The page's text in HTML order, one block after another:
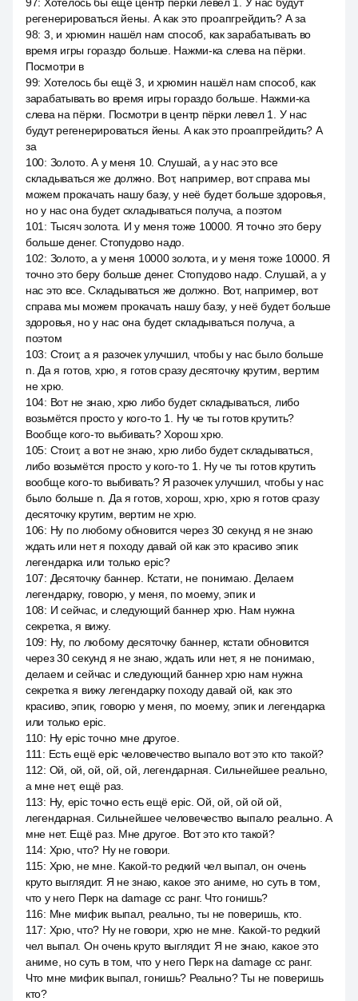
регенерироваться йены. А как это проапгрейдить? А за
98: 3, и хрюмин нашёл нам способ, как зарабатывать во
время игры гораздо больше. Нажми-ка слева на пёрки.
Посмотри в
99: Хотелось бы ещё 3, и хрюмин нашёл нам способ, как
зарабатывать во время игры гораздо больше. Нажми-ка
слева на пёрки. Посмотри в центр пёрки левел 1. У нас
будут регенерироваться йены. А как это проапгрейдить? А
за
100: Золото. А у меня 10. Слушай, а у нас это все
складываться же должно. Вот, например, вот справа мы
можем прокачать нашу базу, у неё будет больше здоровья,
но у нас она будет складываться получа, а поэтом
101 : Тысяч золота. И у меня тоже 10000. Я точно это беру
больше денег. Стопудово надо.
102: Золото, а у меня 10000 золота, и у меня тоже 10000. Я
точно это беру больше денег. Стопудово надо. Слушай, а у
нас это все. Складываться же должно. Вот, например, вот
справа мы можем прокачать нашу базу, у неё будет больше
здоровья, но у нас она будет складываться получа, а
поэтом
103: Стоит, а я разочек улучшил, чтобы у нас было больше
n. Да я готов, хрю, я готов сразу десяточку крутим, вертим
не хрю.
104: Вот не знаю, хрю либо будет складываться, либо
возьмётся просто у кого-то 1. Ну че ты готов крутить?
Вообще кого-то выбивать? Хорош хрю.
105: Стоит, а вот не знаю, хрю либо будет складываться,
либо возьмётся просто у кого-то 1. Ну че ты готов крутить
вообще кого-то выбивать? Я разочек улучшил, чтобы у нас
было больше n. Да я готов, хорош, хрю, хрю я готов сразу
десяточку крутим, вертим не хрю.
106: Ну по любому обновится через 30 секунд я не знаю
ждать или нет я походу давай ой как это красиво эпик
легендарка или только epic?
107: Десяточку баннер. Кстати, не понимаю. Делаем
легендарку, говорю, у меня, по моему, эпик и
108: И сейчас, и следующий баннер хрю. Нам нужна
секретка, я вижу.
109: Ну, по любому десяточку баннер, кстати обновится
через 30 секунд я не знаю, ждать или нет, я не понимаю,
делаем и сейчас и следующий баннер хрю нам нужна
секретка я вижу легендарку походу давай ой, как это
красиво, эпик, говорю у меня, по моему, эпик и легендарка
или только epic.
110: Ну epic точно мне другое.
111 : Есть ещё epic человечество выпало вот это кто такой?
112: Ой, ой, ой, ой, ой, легендарная. Сильнейшее реально,
а мне нет, ещё раз.
113: Ну, epic точно есть ещё epic. Ой, ой, ой ой ой,
легендарная. Сильнейшее человечество выпало реально. А
мне нет. Ещё раз. Мне другое. Вот это кто такой?
114: Хрю, что? Ну не говори.
115: Хрю, не мне. Какой-то редкий чел выпал, он очень
круто выглядит. Я не знаю, какое это аниме, но суть в том,
что у него Перк на damage сс ранг. Что гонишь?
116: Мне мифик выпал, реально, ты не поверишь, кто.
117: Хрю, что? Ну не говори, хрю не мне. Какой-то редкий
чел выпал. Он очень круто выглядит. Я не знаю, какое это
аниме, но суть в том, что у него Перк на damage сс ранг.
Что мне мифик выпал, гонишь? Реально? Ты не поверишь
кто?